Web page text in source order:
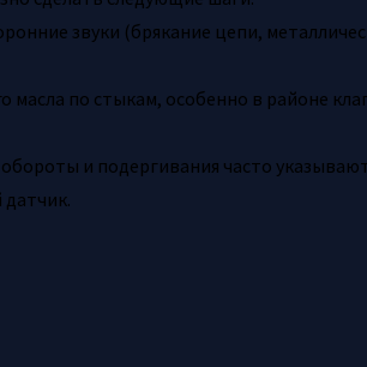
звуки (брякание цепи,
по стыкам, особенно в районе
и подергивания часто